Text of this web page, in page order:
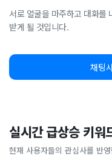
서로 얼굴을 마주하고 대화를
받게 될 것입니다.
채팅
실시간 급상승 키워
현재 사용자들의 관심사를 반